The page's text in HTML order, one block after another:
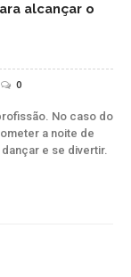
alcançar o
0
No caso do
a noite de
e se divertir.